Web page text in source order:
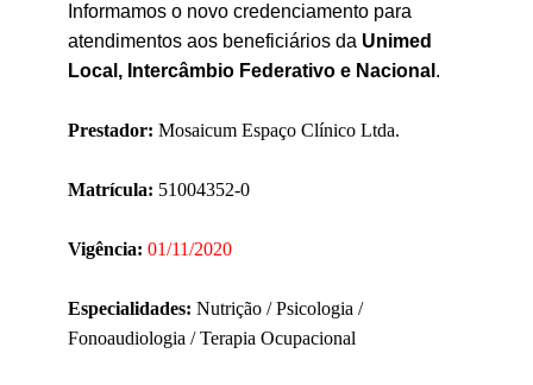
Informamos o novo credenciamento para
atendimentos aos beneficiários da Unimed
Local, Intercâmbio Federativo e Nacional .
Prestador: Mosaicum Espaço Clínico Ltda.
Matrícula: 51004352-0
Vigência: 01/11/2020
Especialidades: Nutrição / Psicologia /
Fonoaudiologia / Terapia Ocupacional